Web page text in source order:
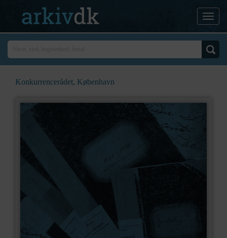
Konkurrencerådet, København